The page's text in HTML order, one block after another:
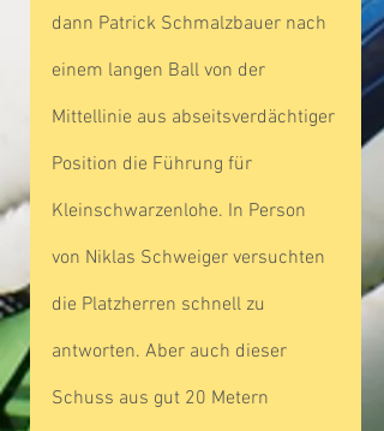
dann Patrick Schmalzbauer nach
einem langen Ball von der
Mittellinie aus abseitsverdächtiger
Position die Führung für
Kleinschwarzenlohe. In Person
von Niklas Schweiger versuchten
die Platzherren schnell zu
antworten. Aber auch dieser
Schuss aus gut 20 Metern